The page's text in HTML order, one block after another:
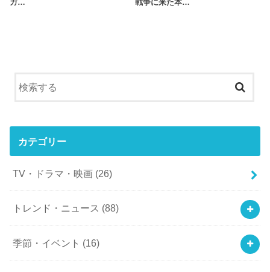
ガ…
戦争に来た本…
カテゴリー
TV・ドラマ・映画 (26)
トレンド・ニュース (88)
季節・イベント (16)